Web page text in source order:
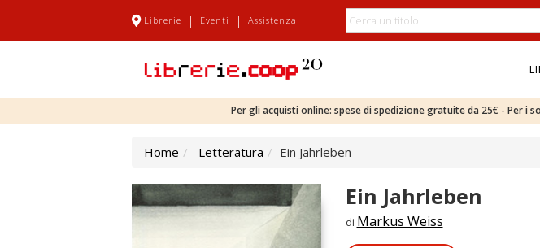
Librerie | Eventi | Assistenza
Per gli acquisti online: spese di spedizione gratuite da 25€ - Per i
Home Letteratura Ein Jahrleben
Ein Jahrleben
di Markus Weiss